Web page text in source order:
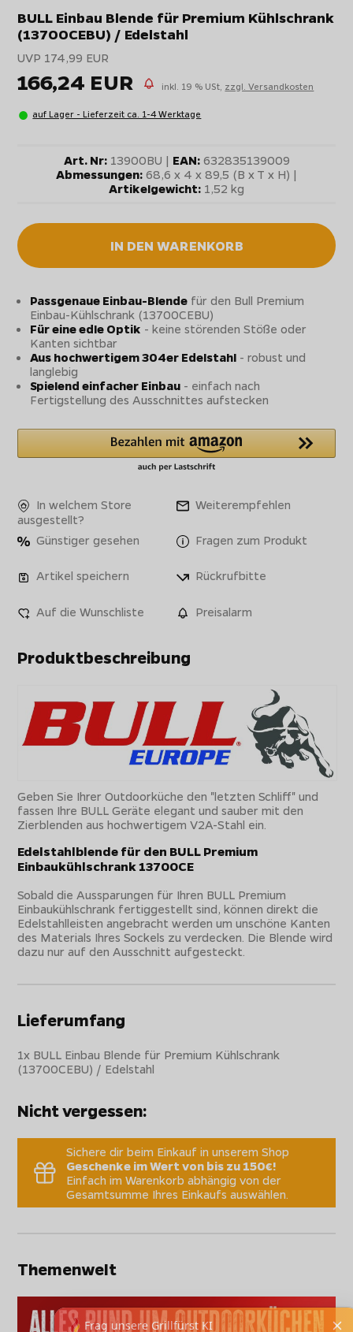
BULL Einbau Blende für Premium Kühlschrank
(13700CEBU) / Edelstahl
UVP 174,99 EUR
166,24 EUR inkl. 19 % USt, zzgl. Versandkosten
auf Lager - Lieferzeit ca. 1-4 Werktage
Art. Nr:13900BU | EAN:632835139009
Abmessungen: 68,6 x 4 x 89,5 (B x T x H) |
Artikelgewicht: 1,52 kg
IN DEN WARENKORB
Passgenaue Einbau-Blende für den Bull Premium
Einbau-Kühlschrank (13700CEBU)
Für eine edle Optik - keine störenden Stöße oder
Kanten sichtbar
Aus hochwertigem 304er Edelstahl - robust und
langlebig
Spielend einfacher Einbau - einfach nach
Fertigstellung des Ausschnittes aufstecken
In welchem Store
ausgestellt?
Weiterempfehlen
Günstiger gesehen Fragen zum Produkt
Artikel speichern Rückrufbitte
Auf die Wunschliste Preisalarm
Produktbeschreibung
Geben Sie Ihrer Outdoorküche den "letzten Schliff" und
fassen Ihre BULL Geräte elegant und sauber mit den
Zierblenden aus hochwertigem V2A-Stahl ein.
Edelstahlblende für den BULL Premium
Einbaukühlschrank 13700CE
Sobald die Aussparungen für Ihren BULL Premium
Einbaukühlschrank fertiggestellt sind, können direkt die
Edelstahlleisten angebracht werden um unschöne Kanten
des Materials Ihres Sockels zu verdecken. Die Blende wird
dazu nur auf den Ausschnitt aufgesteckt.
Lieferumfang
1x BULL Einbau Blende für Premium Kühlschrank
(13700CEBU) / Edelstahl
Nicht vergessen:
Sichere dir beim Einkauf in unserem Shop
Geschenke im Wert von bis zu 150€!
Einfach im Warenkorb abhängig von der
Gesamtsumme Ihres Einkaufs auswählen.
Themenwelt